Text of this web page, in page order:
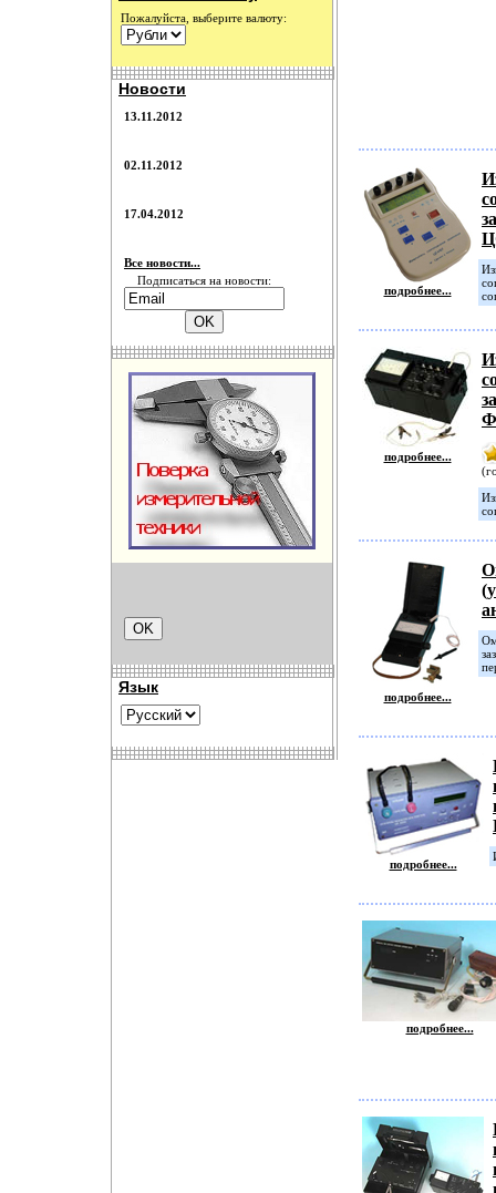
Пожалуйста, выберите валюту:
Новости
13.11.2012
02.11.2012
17.04.2012
Все новости...
Подписаться на новости:
Язык
подробнее...
подробнее...
подробнее...
подробнее...
подробнее...